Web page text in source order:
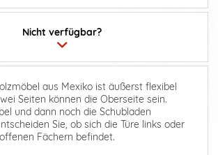
Nicht verfügbar?
aus Mexiko ist äußerst flexibel
Seiten können die Oberseite sein.
und dann noch die Schubladen
Sie, ob sich die Türe links oder
Fächern befindet.